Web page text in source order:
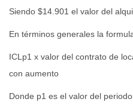
Siendo $14.901 el valor del
En términos generales la
ICLp1 x valor del contrato de
con aumento
Donde p1 es el valor del